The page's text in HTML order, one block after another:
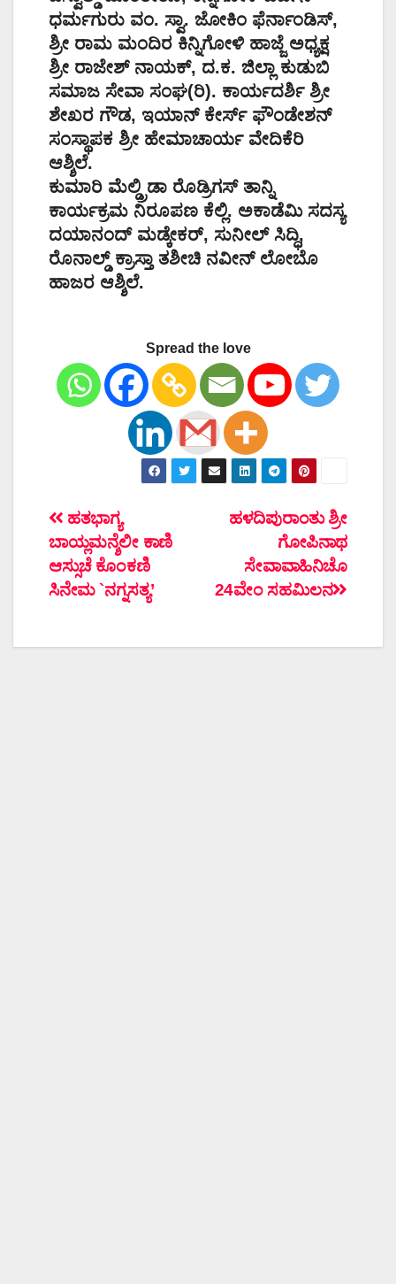
ಧರ್ಮಗುರು ವಂ. ಸ್ವಾ. ಜೋಕಿಂ ಫೆರ್ನಾಂಡಿಸ್,
ಶ್ರೀ ರಾಮ ಮಂದಿರ ಕಿನ್ನಿಗೋಳಿ ಹಾಜ್ಜೆ ಅಧ್ಯಕ್ಷ
ಶ್ರೀ ರಾಜೇಶ್ ನಾಯಕ್, ದ.ಕ. ಜಿಲ್ಲಾ ಕುಡುಬಿ
ಸಮಾಜ ಸೇವಾ ಸಂಘ(ರಿ). ಕಾರ್ಯದರ್ಶಿ ಶ್ರೀ
ಶೇಖರ ಗೌಡ, ಇಯಾನ್ ಕೇರ್ಸ್ ಫೌಂಡೇಶನ್
ಸಂಸ್ಥಾಪಕ ಶ್ರೀ ಹೇಮಾಚಾರ್ಯ ವೇದಿಕೆರಿ
ಆಶ್ಶಿಲೆ.
ಕುಮಾರಿ ಮೆಲ್ಡ್ರಿಡಾ ರೊಡ್ರಿಗಸ್ ತಾನ್ನಿ
ಕಾರ್ಯಕ್ರಮ ನಿರೂಪಣ ಕೆಲ್ಲಿ. ಅಕಾಡೆಮಿ ಸದಸ್ಯ
ದಯಾನಂದ್ ಮಡ್ಕೇಕರ್, ಸುನೀಲ್ ಸಿದ್ಧಿ,
ರೊನಾಲ್ಡ್ ಕ್ರಾಸ್ತಾ ತಶೀಚಿ ನವೀನ್ ಲೋಬೊ
ಹಾಜರ ಆಶ್ಶಿಲೆ.
Spread the love
ಲೇಖನದ
ನ್ಯಾವಿಗೇಶನ್
ಹಳದಿಪುರಾಂತು ಶ್ರೀ
ಗೋಪಿನಾಥ
ಸೇವಾವಾಹಿನಿಚೊ
24ವೇಂ ಸಹಮಿಲನ
ಹತಭಾಗ್ಯ
ಬಾಯ್ಲಮನ್ಶೆಲೀ ಕಾಣಿ
ಆಸ್ಸುಚೆ ಕೊಂಕಣಿ
ಸಿನೇಮ `ನಗ್ನಸತ್ಯ’